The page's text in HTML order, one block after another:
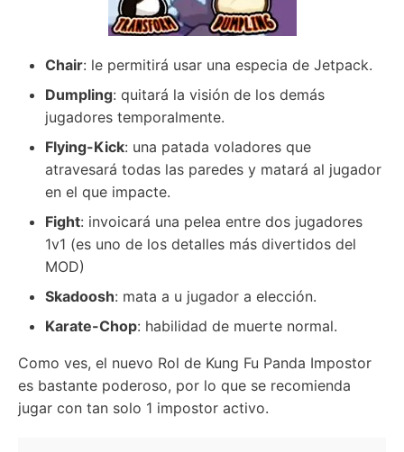
Chair: le permitirá usar una especia de Jetpack.
Dumpling: quitará la visión de los demás
jugadores temporalmente.
Flying-Kick: una patada voladores que
atravesará todas las paredes y matará al jugador
en el que impacte.
Fight: invoicará una pelea entre dos jugadores
1v1 (es uno de los detalles más divertidos del
MOD)
Skadoosh: mata a u jugador a elección.
Karate-Chop: habilidad de muerte normal.
Como ves, el nuevo Rol de Kung Fu Panda Impostor
es bastante poderoso, por lo que se recomienda
jugar con tan solo 1 impostor activo.